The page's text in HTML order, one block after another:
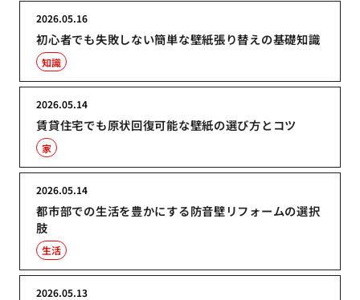
初心者でも失敗しない簡単な壁紙張り替えの基礎知識
2026.05.16
知識
賃貸住宅でも原状回復可能な壁紙の選び方とコツ
2026.05.14
家
都市部での生活を豊かにする防音壁リフォームの選択
肢
2026.05.14
生活
2026.05.13